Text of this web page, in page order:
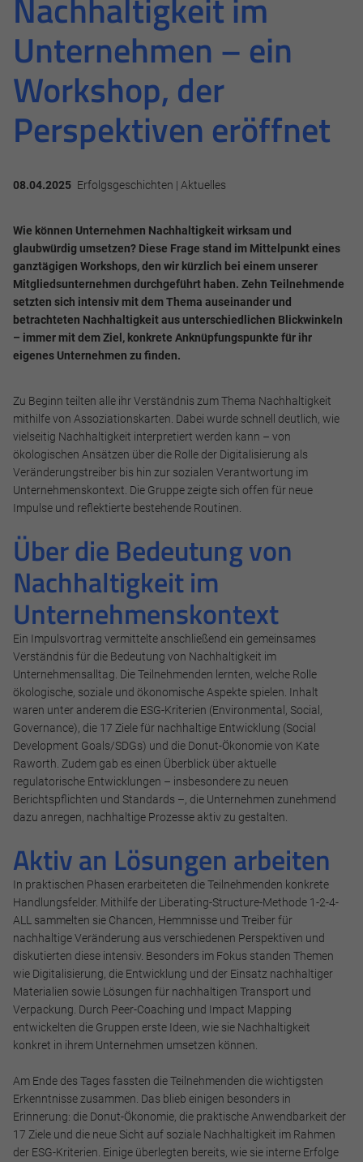
Unternehmen – ein
Workshop, der
Perspektiven eröffnet
08.04.2025 Erfolgsgeschichten | Aktuelles
Wie können Unternehmen Nachhaltigkeit wirksam und
glaubwürdig umsetzen? Diese Frage stand im Mittelpunkt eines
ganztägigen Workshops, den wir kürzlich bei einem unserer
Mitgliedsunternehmen durchgeführt haben. Zehn Teilnehmende
setzten sich intensiv mit dem Thema auseinander und
betrachteten Nachhaltigkeit aus unterschiedlichen Blickwinkeln
– immer mit dem Ziel, konkrete Anknüpfungspunkte für ihr
eigenes Unternehmen zu finden.
Zu Beginn teilten alle ihr Verständnis zum Thema Nachhaltigkeit
mithilfe von Assoziationskarten. Dabei wurde schnell deutlich, wie
vielseitig Nachhaltigkeit interpretiert werden kann – von
ökologischen Ansätzen über die Rolle der Digitalisierung als
Veränderungstreiber bis hin zur sozialen Verantwortung im
Unternehmenskontext. Die Gruppe zeigte sich offen für neue
Impulse und reflektierte bestehende Routinen.
Über die Bedeutung von
Nachhaltigkeit im
Unternehmenskontext
Ein Impulsvortrag vermittelte anschließend ein gemeinsames
Verständnis für die Bedeutung von Nachhaltigkeit im
Unternehmensalltag. Die Teilnehmenden lernten, welche Rolle
ökologische, soziale und ökonomische Aspekte spielen. Inhalt
waren unter anderem die ESG-Kriterien (Environmental, Social,
Governance), die 17 Ziele für nachhaltige Entwicklung (Social
Development Goals/SDGs) und die Donut-Ökonomie von Kate
Raworth. Zudem gab es einen Überblick über aktuelle
regulatorische Entwicklungen – insbesondere zu neuen
Berichtspflichten und Standards –, die Unternehmen zunehmend
dazu anregen, nachhaltige Prozesse aktiv zu gestalten.
Aktiv an Lösungen arbeiten
In praktischen Phasen erarbeiteten die Teilnehmenden konkrete
Handlungsfelder. Mithilfe der Liberating-Structure-Methode 1-2-4-
ALL sammelten sie Chancen, Hemmnisse und Treiber für
nachhaltige Veränderung aus verschiedenen Perspektiven und
diskutierten diese intensiv. Besonders im Fokus standen Themen
wie Digitalisierung, die Entwicklung und der Einsatz nachhaltiger
Materialien sowie Lösungen für nachhaltigen Transport und
Verpackung. Durch Peer-Coaching und Impact Mapping
entwickelten die Gruppen erste Ideen, wie sie Nachhaltigkeit
konkret in ihrem Unternehmen umsetzen können.
Am Ende des Tages fassten die Teilnehmenden die wichtigsten
Erkenntnisse zusammen. Das blieb einigen besonders in
Erinnerung: die Donut-Ökonomie, die praktische Anwendbarkeit der
17 Ziele und die neue Sicht auf soziale Nachhaltigkeit im Rahmen
der ESG-Kriterien. Einige überlegten bereits, wie sie interne Erfolge
Notwendig
Diese werden für die Grundfunktionen der Website benötigt
und helfen dabei, unsere Website nutzbar zu machen sowie
Zugriffe auf sichere Bereiche unserer Website ermöglichen.
Cookie Informationen anzeigen
Marketing und Statistik
Marketing und Statistik Cookies werden verwendet, um
anonymisierte Daten an eventuelle Drittanbieter
Cookie Informationen anzeigen
Alle akzeptieren
Speichern
Ablehnen
Impressum Datenschutz